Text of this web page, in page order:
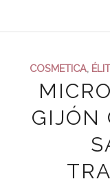
COSMETICA,
GIJÓN